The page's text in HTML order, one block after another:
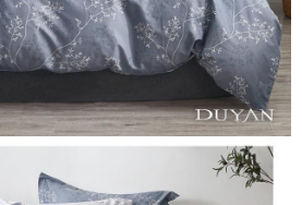
你分期」之契約關係目的，商店將以您的個人
）提供予台灣大哥大進項蒐集、處理及利用，
單所需資料之確認、核對及更正。
以下連結：https://oppay.tw/userRule
先享後付 」之結帳頁面顯示為準，若有關於
欲退款等相關疑問，請聯繫「AFTEE先享後付
support/home
公司提供之「AFTEE先享後付」服務完成之交
提供個人資料，並將交易相關給付款項請求債
司。
請瀏覽以下網址：
以上)免運費
以上)免運費
以上)免運費